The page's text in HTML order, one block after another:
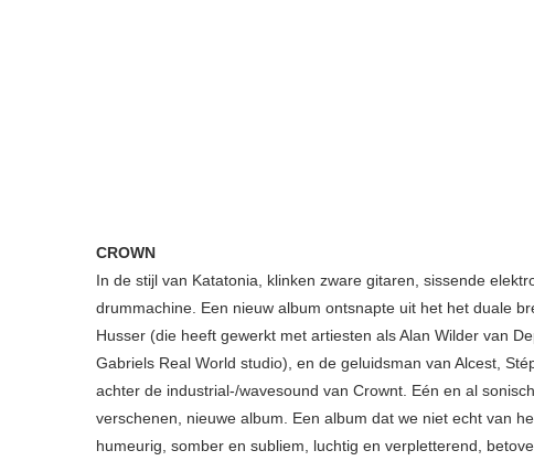
CROWN
In de stijl van Katatonia, klinken zware gitaren, sissende
drummachine. Een nieuw album ontsnapte uit het het duale
Husser (die heeft gewerkt met artiesten als Alan Wilder van
Gabriels Real World studio), en de geluidsman van Alcest,
achter de industrial-/wavesound van Crownt. Eén en al
verschenen, nieuwe album. Een album dat we niet echt van
humeurig, somber en subliem, luchtig en verpletterend,